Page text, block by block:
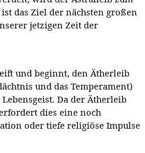
das Ziel der nächsten großen
jetzigen Zeit der
und beginnt, den Ätherleib
und das Temperament)
Da der Ätherleib
dies eine noch
oder tiefe religiöse Impulse